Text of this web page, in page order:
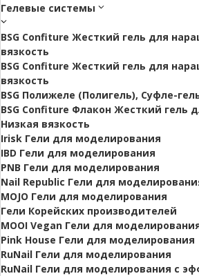
Гелевые системы
BSG Confiture Жесткий гель для
вязкость
BSG Confiture Жесткий гель для
вязкость
BSG Полижеле (Полигель), Суфле-
BSG Confiture Флакон Жесткий гель
Низкая вязкость
Irisk Гели для моделирования
IBD Гели для моделирования
PNB Гели для моделирования
Nail Republic Гели для
MOJO Гели для моделирования
Гели Корейских производителей
MOOI Vegan Гели для
Pink House Гели для моделирования
RuNail Гели для моделирования
RuNail Гели для моделирования с